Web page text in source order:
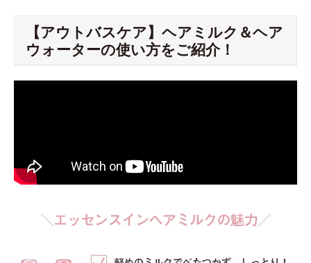
【アウトバスケア】ヘアミルク＆ヘア
ウォーターの使い方をご紹介！